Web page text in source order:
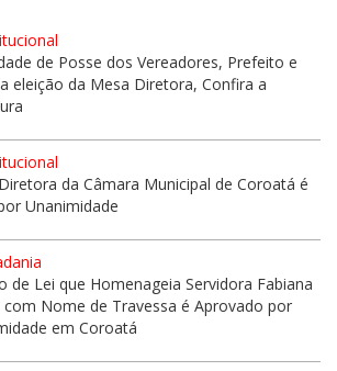
de Posse dos Vereadores, Prefeito e
eleição da Mesa Diretora, Confira a
da Câmara Municipal de Coroatá é
Unanimidade
de Lei que Homenageia Servidora Fabiana
com Nome de Travessa é Aprovado por
em Coroatá